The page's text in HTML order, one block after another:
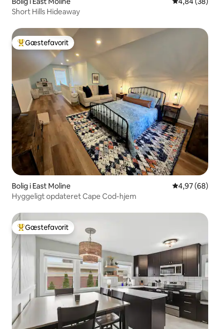
Short Hills Hideaway
Bedste gæstefavorit
Gæstefavorit
Bolig i East Moline 4,97 ud af 5 i
4,97 (68)
Hyggeligt opdateret Cape Cod-hjem
Bedste gæstefavorit
Gæstefavorit